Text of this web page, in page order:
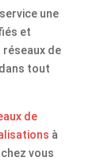
une
et
réseaux de
tout
de
à
vous